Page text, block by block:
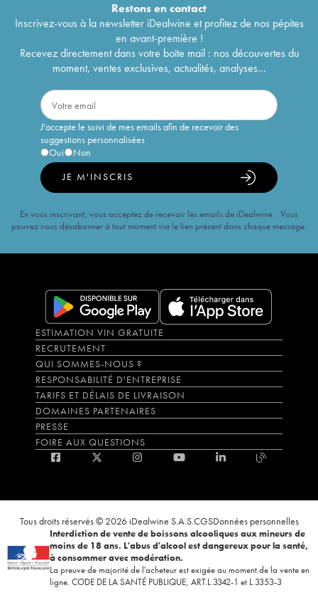
Restons encontact
Inscrivez-vous à la newsletter iDealwine et profitez de nos pépites
en avant-première !
Recevez directement dans votre boîte mail : nos découvertes du
moment, ventes exclusives, actualités, analyses...
J'accepte le suivi de mes emails afin de recevoir des
suggestions personnalisées
Oui
Non
JE M'INSCRIS
En vous inscrivant, vous acceptez de recevoir les emails de iDealwine. Vous
pouvez vous désabonner à tout moment via le lien présent dans chaque message.
ESTIMATION VIN GRATUITE
RECRUTEMENT
QUI SOMMES-NOUS ?
RESPONSABILITÉ D'ENTREPRISE
TARIFS ET DÉLAIS DE LIVRAISON
DOMAINES PARTENAIRES
PRESSE
FOIRE AUX QUESTIONS
Tous droits réservés © 2026 iDealwine S.A.S.CGSDonnées personnelles
Interdiction de vente de boissons alcooliques aux mineurs de
moins de 18 ans. L'abus d'alcool est dangereux pour la santé,
à consommer avec modération.
La preuve de majorité de l'acheteur est exigée au moment de la vente en
ligne. CODE DE LA SANTÉ PUBLIQUE, ART.L.3342-1 et L.3353-3